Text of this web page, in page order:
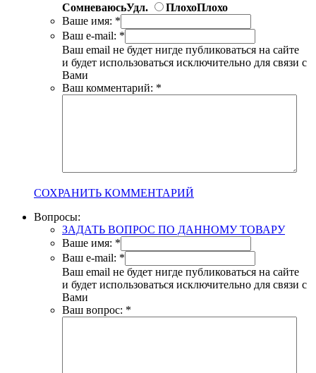
СомневаюсьУдл. ПлохоПлохо
Ваше имя: *
Ваш e-mail: *
Ваш email не будет нигде публиковаться на сайте
и будет использоваться исключительно для связи с
Вами
Ваш комментарий: *
СОХРАНИТЬ КОММЕНТАРИЙ
Вопросы:
ЗАДАТЬ ВОПРОС ПО ДАННОМУ ТОВАРУ
Ваше имя: *
Ваш e-mail: *
Ваш email не будет нигде публиковаться на сайте
и будет использоваться исключительно для связи с
Вами
Ваш вопрос: *